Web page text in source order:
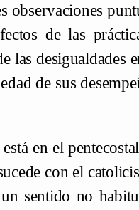
observaciones
de las
las desigualdades
de sus
en el
con el
sentido no